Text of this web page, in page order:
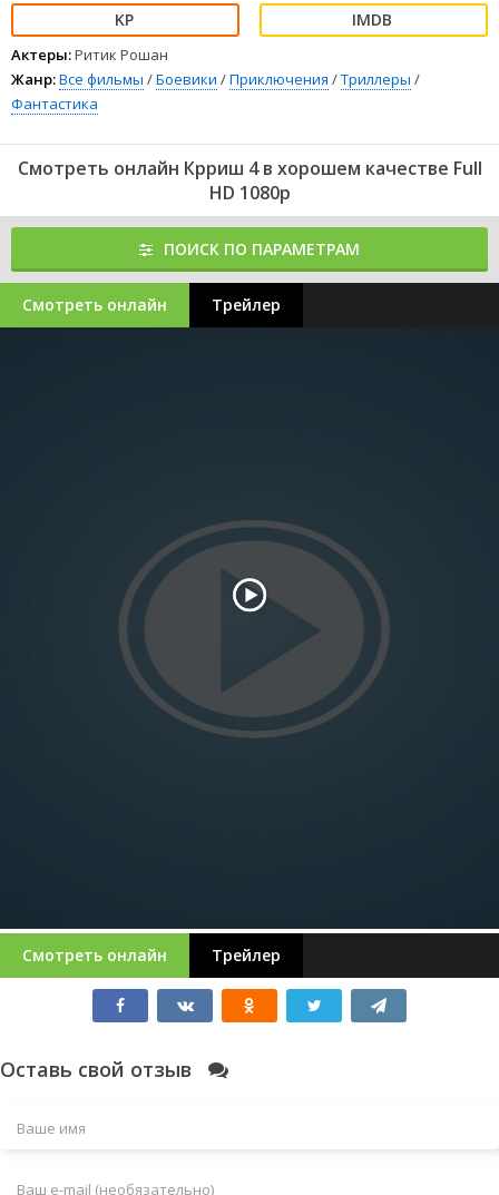
Актеры:Ритик Рошан
Жанр:Все фильмы /Боевики /Приключения /Триллеры /
Фантастика
Смотреть онлайн Крриш 4 в хорошем качестве Full
HD 1080p
ПОИСК ПО ПАРАМЕТРАМ
Смотреть онлайн Трейлер
Смотреть онлайн Трейлер
Оставь свой отзыв